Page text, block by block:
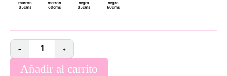
− +
Añadir al carrito